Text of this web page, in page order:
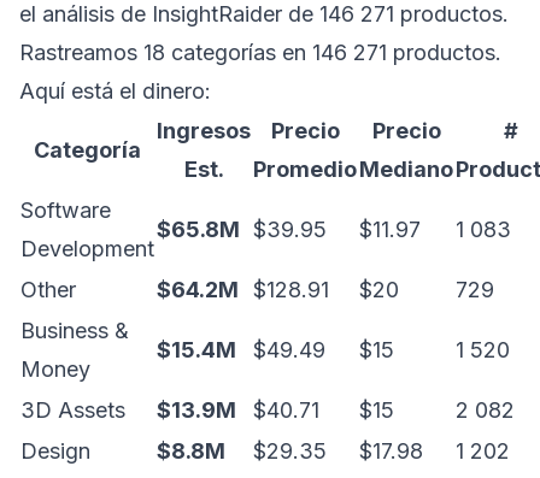
el análisis de InsightRaider de 146 271 productos.
Rastreamos 18 categorías en 146 271 productos.
Aquí está el dinero:
Categoría
Ingresos
Est.
Precio
Promedio
Precio
Mediano
#
Software
Development
$65.8M $39.95 $11.97 1 083
Other $64.2M $128.91 $20
729
Business &
Money
$15.4M $49.49 $15 1 520
3D Assets $13.9M $40.71 $15
2 082
Design
$8.8M $29.35 $17.98
1 202